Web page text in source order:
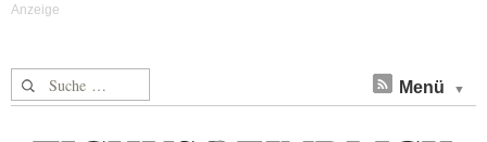
Suche nach: Menü